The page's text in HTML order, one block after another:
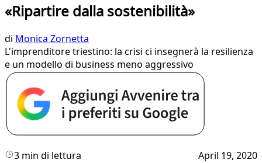
«Ripartire dalla sostenibilità»
di Monica Zornetta
L'imprenditore triestino: la crisi ci insegnerà la resilienza
e un modello di business meno aggressivo
3 min di lettura April 19, 2020